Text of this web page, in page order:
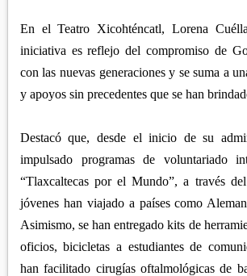
En el Teatro Xicohténcatl, Lorena
iniciativa es reflejo del compromiso de
con las nuevas generaciones y se suma a
y apoyos sin precedentes que se han
Destacó que, desde el inicio de su
impulsado programas de voluntariado
“Tlaxcaltecas por el Mundo”, a través
jóvenes han viajado a países como
Asimismo, se han entregado kits de
oficios, bicicletas a estudiantes de
han facilitado cirugías oftalmológicas de